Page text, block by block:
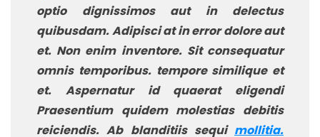
optio dignissimos aut in delectus
quibusdam. Adipisci at in error dolore aut
et. Non enim inventore. Sit consequatur
omnis temporibus. tempore similique et
et. Aspernatur id quaerat eligendi
Praesentium quidem molestias debitis
reiciendis. Ab blanditiis sequi mollitia.